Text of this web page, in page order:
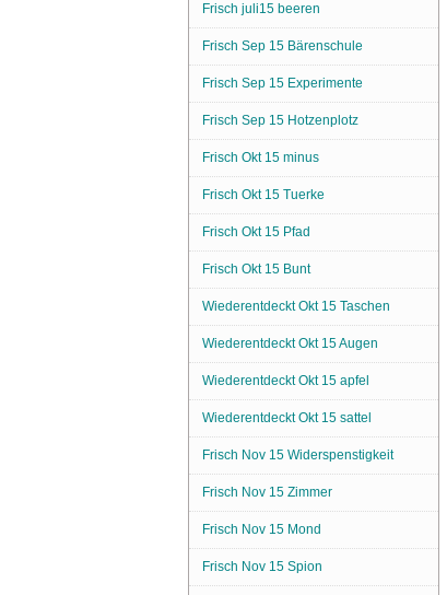
Frisch juli15 beeren
Frisch Sep 15 Bärenschule
Frisch Sep 15 Experimente
Frisch Sep 15 Hotzenplotz
Frisch Okt 15 minus
Frisch Okt 15 Tuerke
Frisch Okt 15 Pfad
Frisch Okt 15 Bunt
Wiederentdeckt Okt 15 Taschen
Wiederentdeckt Okt 15 Augen
Wiederentdeckt Okt 15 apfel
Wiederentdeckt Okt 15 sattel
Frisch Nov 15 Widerspenstigkeit
Frisch Nov 15 Zimmer
Frisch Nov 15 Mond
Frisch Nov 15 Spion